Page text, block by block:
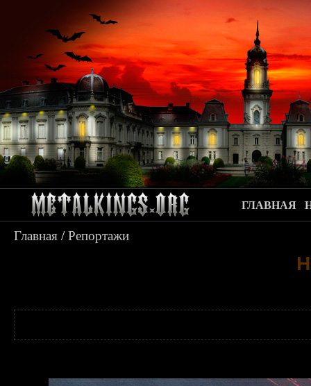
ГЛАВНАЯ
Главная /Репортажи